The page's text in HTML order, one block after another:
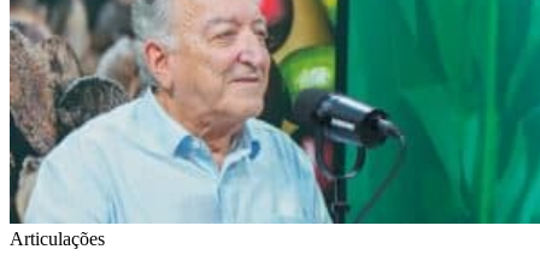
Articulações